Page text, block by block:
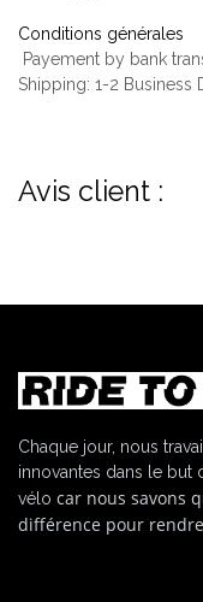
Conditions générales
Payement by bank
Shipping: 1-2 Business
Avis client :
Chaque jour, nous
innovantes dans le but
vélo car nous savons
différence pour